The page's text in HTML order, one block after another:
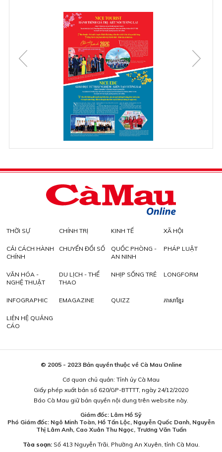
THỜI SỰ CHÍNH TRỊ KINH TẾ XÃ HỘI
CẢI CÁCH HÀNH
CHÍNH
CHUYỂN ĐỔI SỐ
QUỐC PHÒNG -
AN NINH
PHÁP LUẬT
VĂN HÓA -
NGHỆ THUẬT
DU LỊCH - THỂ
THAO
NHỊP SỐNG TRẺ LONGFORM
INFOGRAPHIC EMAGAZINE QUIZZ ភាសាខ្មែរ
LIÊN HỆ QUẢNG
CÁO
© 2005 - 2023 Bản quyền thuộc về Cà Mau Online
Cơ quan chủ quản: Tỉnh ủy Cà Mau
Giấy phép xuất bản số 620/GP-BTTTT, ngày 24/12/2020
Báo Cà Mau giữ bản quyền nội dung trên website này.
Giám đốc: Lâm Hồ Sỹ
Phó Giám đốc: Ngô Minh Toàn, Hồ Tấn Lộc, Nguyễn Quốc Danh, Nguyễn
Thị Lâm Anh, Cao Xuân Thu Ngọc, Trương Văn Tuấn
Tòa soạn:Số 413 Nguyễn Trãi, Phường An Xuyên, tỉnh Cà Mau.